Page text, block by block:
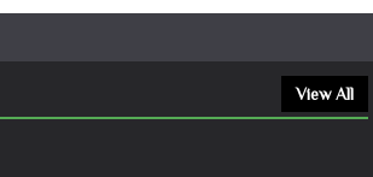
View All